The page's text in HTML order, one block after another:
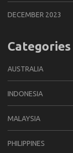
DECEMBER 2023
Categories
AUSTRALIA
INDONESIA
MALAYSIA
PHILIPPINES